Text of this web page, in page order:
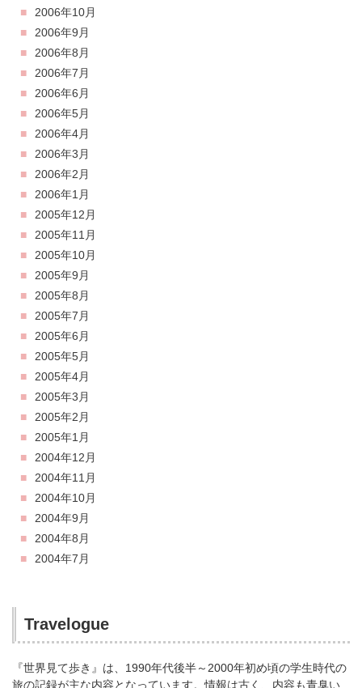
2006年10月
2006年9月
2006年8月
2006年7月
2006年6月
2006年5月
2006年4月
2006年3月
2006年2月
2006年1月
2005年12月
2005年11月
2005年10月
2005年9月
2005年8月
2005年7月
2005年6月
2005年5月
2005年4月
2005年3月
2005年2月
2005年1月
2004年12月
2004年11月
2004年10月
2004年9月
2004年8月
2004年7月
Travelogue
『世界見て歩き』は、1990年代後半～2000年初め頃の学生時代の
旅の記録が主な内容となっています。情報は古く、内容も青臭い